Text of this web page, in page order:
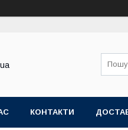
КОНТАКТИ